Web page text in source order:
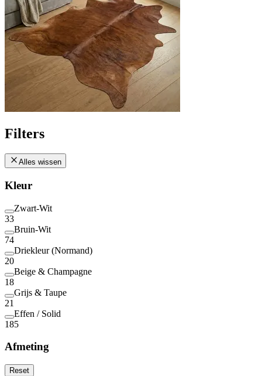
Filters
Alles wissen
Kleur
Zwart-Wit
33
Bruin-Wit
74
Driekleur (Normand)
20
Beige & Champagne
18
Grijs & Taupe
21
Effen / Solid
185
Afmeting
Reset